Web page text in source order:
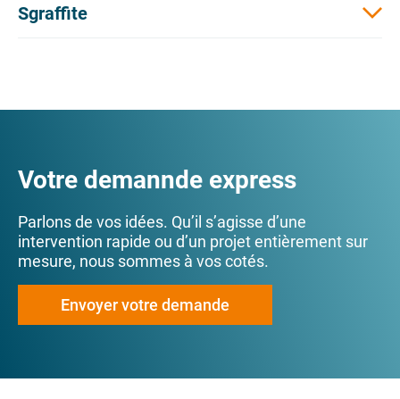
Sgraffite
Votre demannde express
Parlons de vos idées. Qu’il s’agisse d’une
intervention rapide ou d’un projet entièrement sur
mesure, nous sommes à vos cotés.
Envoyer votre demande